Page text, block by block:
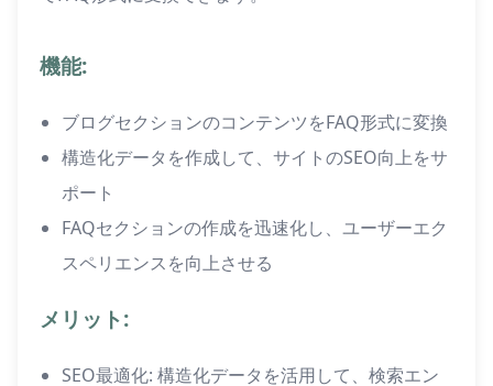
機能:
ブログセクションのコンテンツをFAQ形式に変換
構造化データを作成して、サイトのSEO向上をサ
ポート
FAQセクションの作成を迅速化し、ユーザーエク
スペリエンスを向上させる
メリット:
SEO最適化: 構造化データを活用して、検索エン